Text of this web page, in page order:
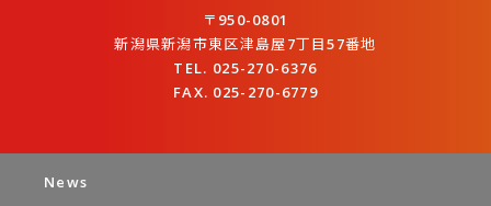
〒950-0801
新潟県新潟市東区津島屋7丁目57番地
TEL. 025-270-6376
FAX. 025-270-6779
News